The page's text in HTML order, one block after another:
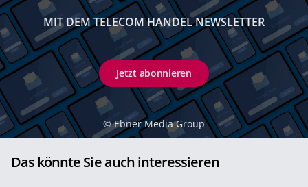
MIT DEM TELECOM HANDEL NEWSLETTER
Jetzt abonnieren
© Ebner Media Group
Das könnte Sie auch interessieren